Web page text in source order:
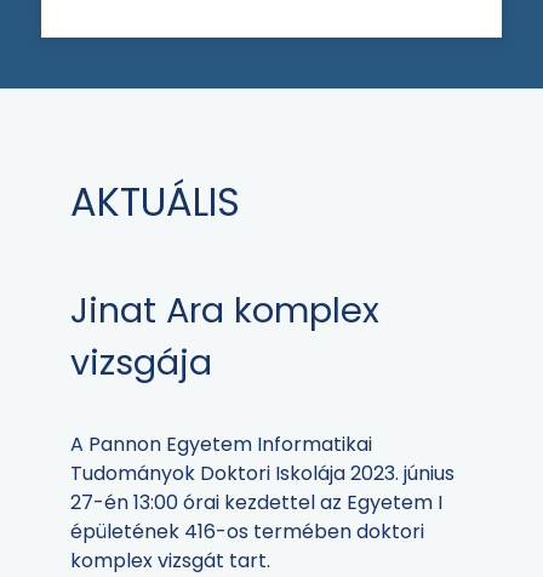
AKTUÁLIS
Jinat Ara komplex
vizsgája
A Pannon Egyetem Informatikai
Tudományok Doktori Iskolája 2023. június
27-én 13:00 órai kezdettel az Egyetem I
épületének 416-os termében doktori
komplex vizsgát tart.